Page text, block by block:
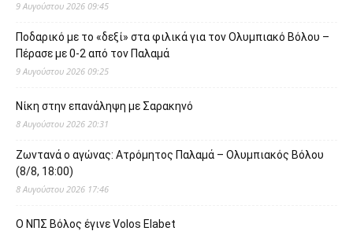
9 Αυγούστου 2026 09:45
Ποδαρικό με το «δεξί» στα φιλικά για τον Ολυμπιακό Βόλου –
Πέρασε με 0-2 από τον Παλαμά
9 Αυγούστου 2026 09:25
Νίκη στην επανάληψη με Σαρακηνό
8 Αυγούστου 2026 20:31
Ζωντανά ο αγώνας: Ατρόμητος Παλαμά – Ολυμπιακός Βόλου
(8/8, 18:00)
8 Αυγούστου 2026 17:46
O ΝΠΣ Βόλος έγινε Volos Elabet